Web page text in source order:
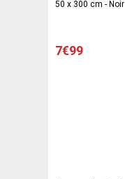
50 x 300 cm - Noir
7€99